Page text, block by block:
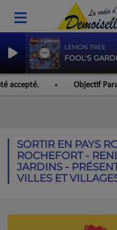
LEMON TREE
FOOL'S
accepté. Objectif
SORTIR EN PAYS
ROCHEFORT -
JARDINS -
VILLES ET